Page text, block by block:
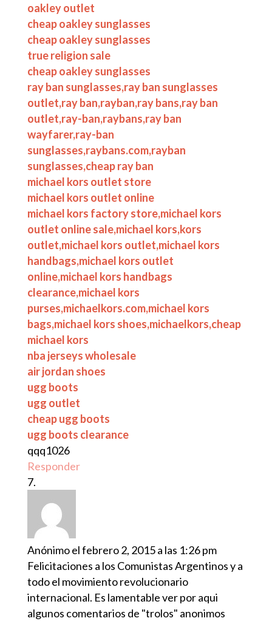
oakley outlet
cheap oakley sunglasses
cheap oakley sunglasses
true religion sale
cheap oakley sunglasses
ray ban sunglasses,ray ban sunglasses
outlet,ray ban,rayban,ray bans,ray ban
outlet,ray-ban,raybans,ray ban
wayfarer,ray-ban
sunglasses,raybans.com,rayban
sunglasses,cheap ray ban
michael kors outlet store
michael kors outlet online
michael kors factory store,michael kors
outlet online sale,michael kors,kors
outlet,michael kors outlet,michael kors
handbags,michael kors outlet
online,michael kors handbags
clearance,michael kors
purses,michaelkors.com,michael kors
bags,michael kors shoes,michaelkors,cheap
michael kors
nba jerseys wholesale
air jordan shoes
ugg boots
ugg outlet
cheap ugg boots
ugg boots clearance
qqq1026
Responder
Anónimoel febrero 2, 2015 a las 1:26 pm
Felicitaciones a los Comunistas Argentinos y a
todo el movimiento revolucionario
internacional. Es lamentable ver por aqui
algunos comentarios de "trolos" anonimos